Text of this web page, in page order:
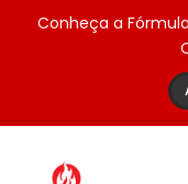
Conheça a